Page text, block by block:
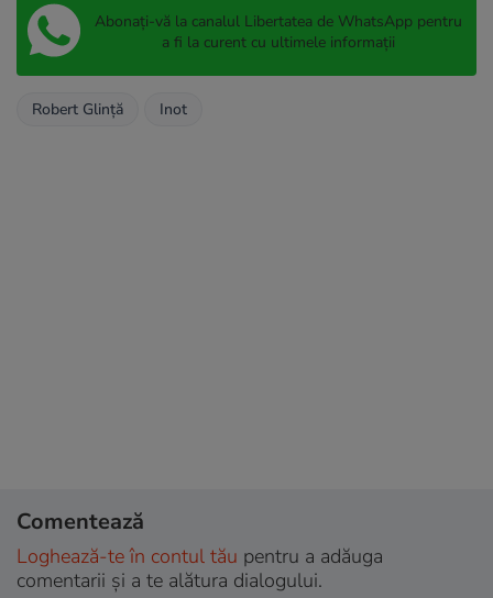
Abonați-vă la canalul Libertatea de WhatsApp pentru
a fi la curent cu ultimele informații
Robert Glință Inot
Comentează
Loghează-te în contul tău pentru a adăuga
comentarii și a te alătura dialogului.